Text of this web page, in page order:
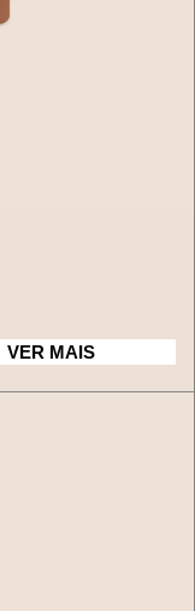
VER MAIS